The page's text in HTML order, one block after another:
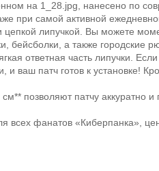
на 1_28.jpg, нанесено по
при самой активной
липучкой. Вы можете
бейсболки, а также городские
ответная часть липучки.
ваш патч готов к установке!
позволяют патчу аккуратно
фанатов «Киберпанка»,